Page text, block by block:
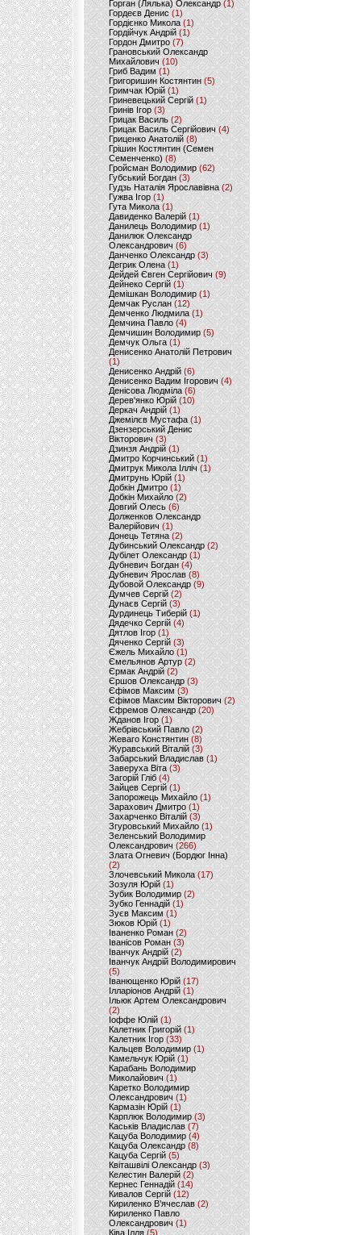
Горган (Лялька) Олександр(1)
Гордеєв Денис (1)
Гордієнко Микола (1)
Гордійчук Андрій (1)
Гордон Дмитро (7)
Грановський Олександр
Михайлович (10)
Гриб Вадим (1)
Григоришин Костянтин (5)
Гримчак Юрій(1)
Гриневецький Сергій(1)
Гринів Ігор (3)
Грицак Василь (2)
Грицак Василь Сергійович (4)
Гриценко Анатолій (8)
Грішин Костянтин (Семен
Семенченко)(8)
Гройсман Володимир(62)
Губський Богдан (3)
Гудзь Наталія Ярославівна(2)
Гужва Ігор (1)
Гута Микола (1)
Давиденко Валерій (1)
Данилець Володимир(1)
Данилюк Олександр
Олександрович (6)
Данченко Олександр (3)
Дегрик Олена(1)
Дейдей Євген Сергійович(9)
Дейнеко Сергій (1)
Демішкан Володимир(1)
Демчак Руслан (12)
Демченко Людмила (1)
Демчина Павло (4)
Демчишин Володимир (5)
Демчук Ольга(1)
Денисенко Анатолій Петрович
(1)
Денисенко Андрій (6)
Денисенко Вадим Ігорович (4)
Денісова Людміла(6)
Дерев'янко Юрій(10)
Деркач Андрій(1)
Джемілєв Мустафа (1)
Дзензерський Денис
Вікторович (3)
Дзинзя Андрій (1)
Дмитро Корчинський (1)
Дмитрук Микола Ілліч (1)
Дмитрунь Юрій (1)
Добкін Дмитро(1)
Добкін Михайло (2)
Довгий Олесь (6)
Долженков Олександр
Валерійович (1)
Донець Тетяна (2)
Дубинський Олександр(2)
Дубілет Олександр (1)
Дубневич Богдан (4)
Дубневич Ярослав (8)
Дубовой Олександр(9)
Думчев Сергій (2)
Дунаєв Сергій(3)
Дурдинець Тиберій (1)
Дядечко Сергій (4)
Дятлов Ігор (1)
Дяченко Сергій (3)
Єжель Михайло (1)
Ємельянов Артур (2)
Єрмак Андрій (2)
Єршов Олександр (3)
Єфімов Максим (3)
Єфімов Максим Вікторович (2)
Єфремов Олександр (20)
Жданов Ігор (1)
Жебрівський Павло (2)
Жеваго Констянтин (8)
Журавський Віталій (3)
Забарський Владислав (1)
Заверуха Віта (3)
Загорій Гліб (4)
Зайцев Сергій(1)
Запорожець Михайло (1)
Зарахович Дмитро (1)
Захарченко Віталій (3)
Згуровський Михайло (1)
Зеленський Володимир
Олександрович (266)
Злата Огневич (Бордюг Інна)
(2)
Злочевський Микола(17)
Зозуля Юрій (1)
Зубик Володимир (2)
Зубко Геннадій (1)
Зуєв Максим(1)
Зюков Юрій (1)
Іваненко Роман (2)
Іванісов Роман (3)
Іванчук Андрій(2)
Іванчук Андрій Володимирович
(5)
Іванющенко Юрій (17)
Ілларіонов Андрій (1)
Ільюк Артем Олександрович
(2)
Іоффе Юлій (1)
Калетник Григорій(1)
Калетник Ігор (33)
Кальцев Володимир(1)
Камельчук Юрій (1)
Карабань Володимир
Миколайович (1)
Каретко Володимир
Олександрович (1)
Кармазін Юрій(1)
Карплюк Володимир(3)
Каськів Владислав (7)
Кацуба Володимир (4)
Кацуба Олександр (8)
Кацуба Сергій (5)
Квіташвілі Олександр(3)
Келестин Валерій(2)
Кернес Геннадій (14)
Кивалов Сергій (12)
Кириленко В’ячеслав (2)
Кириленко Павло
Олександрович (1)
Ківа Ілля (5)